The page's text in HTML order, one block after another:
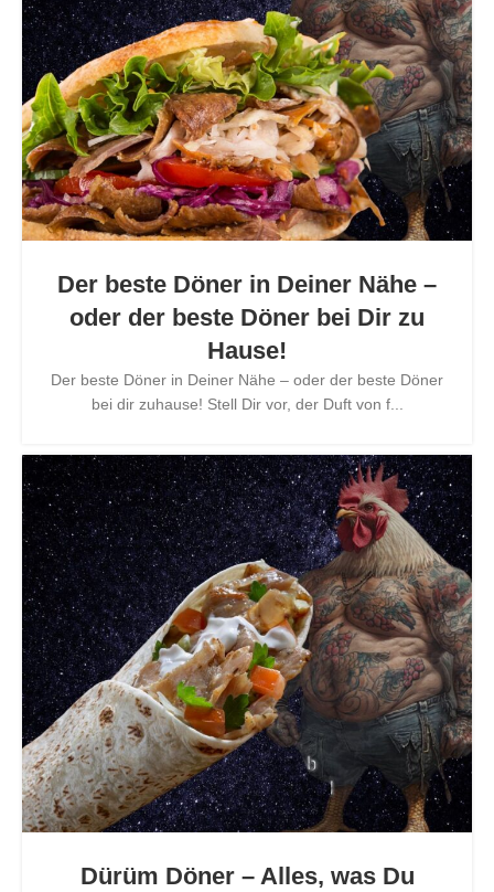
Der beste Döner in Deiner Nähe –
oder der beste Döner bei Dir zu
Hause!
Der beste Döner in Deiner Nähe – oder der beste Döner
bei dir zuhause! Stell Dir vor, der Duft von f...
Dürüm Döner – Alles, was Du